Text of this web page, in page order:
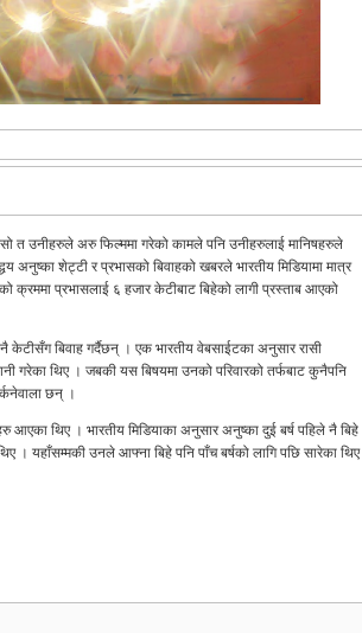
त उनीहरुले अरु फिल्ममा गरेको कामले पनि उनीहरुलाई मानिषहरुले
अनुष्का शेट्टी र प्रभासको बिवाहको खबरले भारतीय मिडियामा मात्र
क्रममा प्रभासलाई ६ हजार केटीबाट बिहेको लागी प्रस्ताब आएको
बिवाह गर्दैछन् । एक भारतीय वेबसाईटका अनुसार रासी
गरेका थिए । जबकी यस बिषयमा उनको परिवारको तर्फबाट कुनैपनि
छन् ।
आएका थिए । भारतीय मिडियाका अनुसार अनुष्का दुई बर्ष पहिले नै बिहे
। यहाँसम्मकी उनले आफ्ना बिहे पनि पाँच बर्षको लागि पछि सारेका थिए